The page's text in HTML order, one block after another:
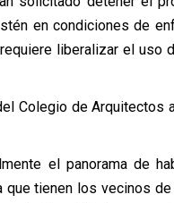
en condiciones de
liberalizar el uso
Colegio de Arquitectos
el panorama de
que tienen los vecinos